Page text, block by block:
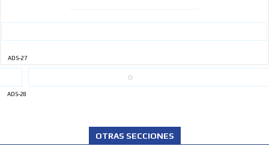
ADS-27
ADS-28
OTRAS SECCIONES